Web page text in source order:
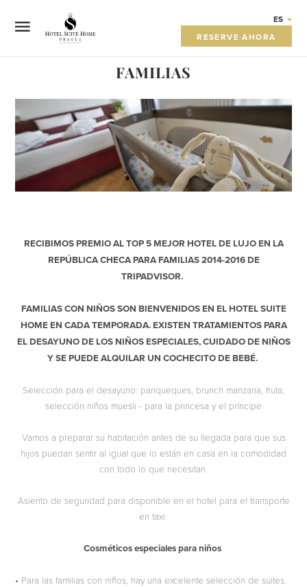
ES
RESERVE AHORA
FAMILIAS
RECIBIMOS PREMIO AL TOP 5 MEJOR HOTEL DE LUJO EN LA
REPÚBLICA CHECA PARA FAMILIAS 2014-2016 DE
TRIPADVISOR.
FAMILIAS CON NIÑOS SON BIENVENIDOS EN EL HOTEL SUITE
HOME EN CADA TEMPORADA. EXISTEN TRATAMIENTOS PARA
EL DESAYUNO DE LOS NIÑOS ESPECIALES, CUIDADO DE NIÑOS
Y SE PUEDE ALQUILAR UN COCHECITO DE BEBÉ.
Selección para el desayuno: panqueques, brunch manzana, fruta,
selección niños muesli - para la princesa y el príncipe
Vamos a preparar su habitación antes de su llegada para que sus
hijos puedan sentir al igual que lo están en casa en la comodidad
con todo lo que necesitan.
Asiento de seguridad para disponible en el hotel para el transporte
en taxi
Cosméticos especiales para niños
• Para las familias con niños, hay una excelente selección de suites.